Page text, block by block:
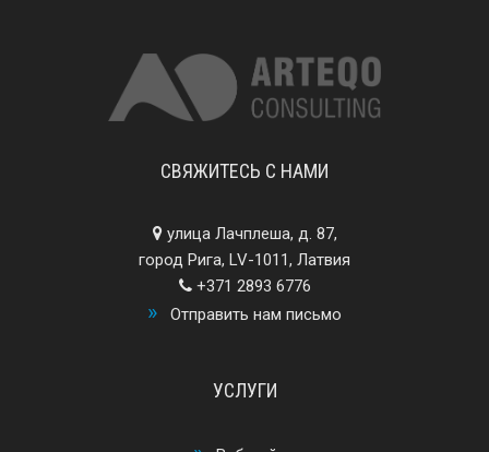
СВЯЖИТЕСЬ С НАМИ
улица Лачплеша, д. 87,
город Рига, LV-1011, Латвия
+371 2893 6776
Отправить нам письмо
УСЛУГИ